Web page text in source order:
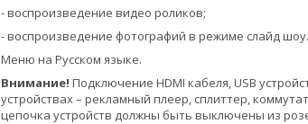
- воспроизведение видео роликов;
- воспроизведение фотографий в режиме слайд шоу.
Меню на Русском языке.
Внимание! Подключение HDMI кабеля, USB
устройствах – рекламный плеер, сплиттер,
цепочка устройств должны быть выключены из